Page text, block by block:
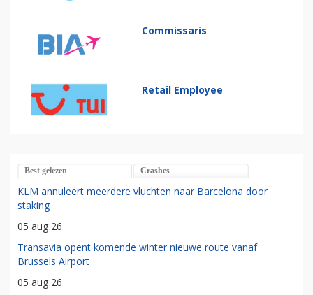
Commissaris
Retail Employee
Best gelezen Crashes
KLM annuleert meerdere vluchten naar Barcelona door
staking
05 aug 26
Transavia opent komende winter nieuwe route vanaf
Brussels Airport
05 aug 26